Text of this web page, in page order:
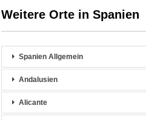
Weitere Orte in Spanien
Spanien Allgemein
Andalusien
Alicante